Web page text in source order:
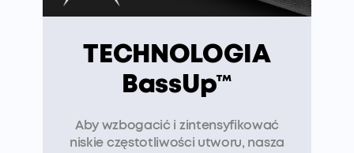
TECHNOLOGIA
BassUp™
Aby wzbogacić i zintensyfikować
niskie częstotliwości utworu, nasza